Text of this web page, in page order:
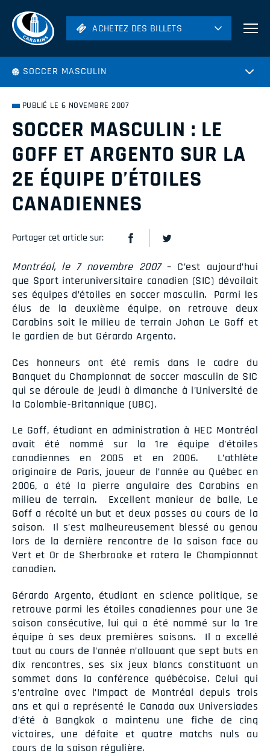
ACHETEZ DES BILLETS
Hockey
ACHETEZ DES BILLETS
SOCCER MASCULIN
PUBLIÉ LE 6 NOVEMBRE 2007
SOCCER MASCULIN : LE
GOFF ET ARGENTO SUR LA
2E ÉQUIPE D’ÉTOILES
CANADIENNES
Partager cet article sur:
Montréal, le 7 novembre 2007– C’est aujourd’hui
que Sport interuniversitaire canadien (SIC) dévoilait
ses équipes d’étoiles en soccer masculin. Parmi les
élus de la deuxième équipe, on retrouve deux
Carabins soit le milieu de terrain Johan Le Goff et
le gardien de but Gérardo Argento.
Ces honneurs ont été remis dans le cadre du
Banquet du Championnat de soccer masculin de SIC
qui se déroule de jeudi à dimanche à l’Université de
la Colombie-Britannique (UBC).
Le Goff, étudiant en administration à HEC Montréal
avait été nommé sur la 1re équipe d’étoiles
canadiennes en 2005 et en 2006. L’athlète
originaire de Paris, joueur de l’année au Québec en
2006, a été la pierre angulaire des Carabins en
milieu de terrain. Excellent manieur de balle, Le
Goff a récolté un but et deux passes au cours de la
saison. Il s’est malheureusement blessé au genou
lors de la dernière rencontre de la saison face au
Vert et Or de Sherbrooke et ratera le Championnat
canadien.
Gérardo Argento, étudiant en science politique, se
retrouve parmi les étoiles canadiennes pour une 3e
saison consécutive, lui qui a été nommé sur la 1re
équipe à ses deux premières saisons. Il a excellé
tout au cours de l’année n’allouant que sept buts en
dix rencontres, ses six jeux blancs constituant un
sommet dans la conférence québécoise. Celui qui
s’entraîne avec l’Impact de Montréal depuis trois
ans et qui a représenté le Canada aux Universiades
d’été à Bangkok a maintenu une fiche de cinq
victoires, une défaite et quatre matchs nuls au
cours de la saison régulière.